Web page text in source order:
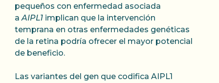
pequeños con enfermedad asociada
aAIPL1 implican que la intervención
temprana en otras enfermedades genéticas
de la retina podría ofrecer el mayor potencial
de beneficio.
Las variantes del gen que codifica AIPL1